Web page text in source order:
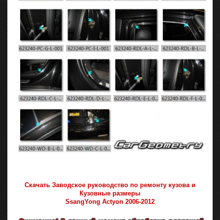
Скачать Заводское руководство по ремонту кузова и
Кузовные размеры
SsangYong Actyon 2006-2012